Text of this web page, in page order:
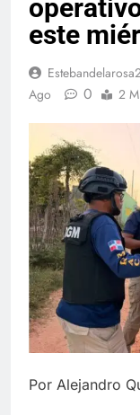
este
Ago
0 2
Por Alejandro